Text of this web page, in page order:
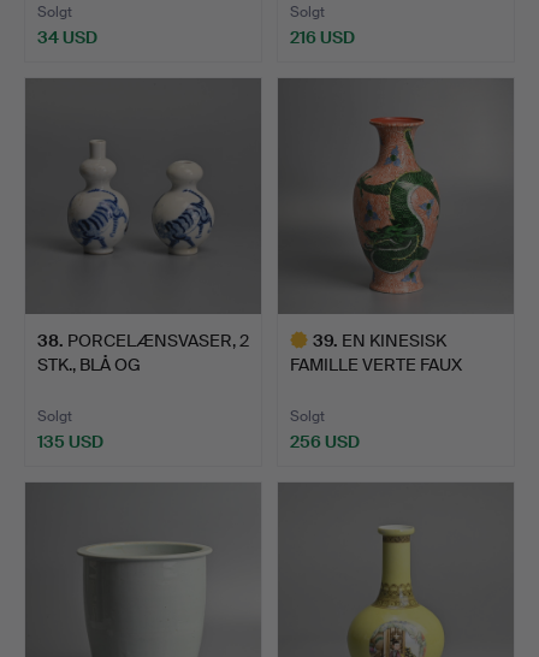
Solgt
34 USD
Solgt
216 USD
38. PORCELÆNSVASER, 2
STK., BLÅ OG
Solgt
135 USD
39. EN KINESISK
FAMILLE VERTE FAUX
Solgt
256 USD